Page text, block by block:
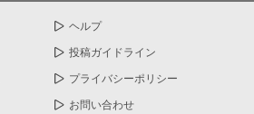
ヘルプ
投稿ガイドライン
プライバシーポリシー
お問い合わせ